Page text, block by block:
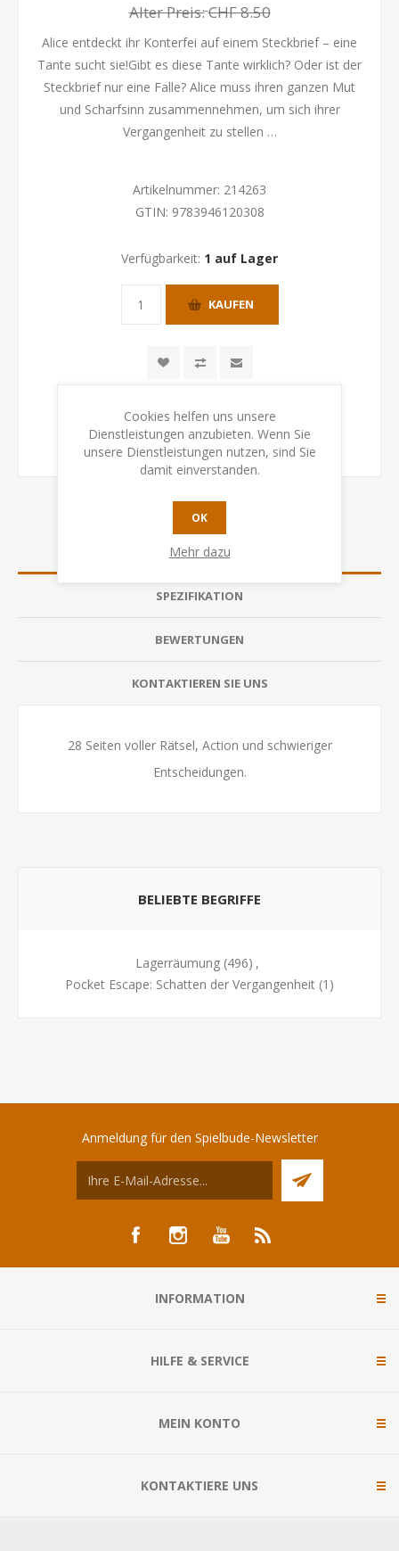
Alter Preis:CHF 8.50
Alice entdeckt ihr Konterfei auf einem Steckbrief – eine
Tante sucht sie!Gibt es diese Tante wirklich? Oder ist der
Steckbrief nur eine Falle? Alice muss ihren ganzen Mut
und Scharfsinn zusammennehmen, um sich ihrer
Vergangenheit zu stellen …
Artikelnummer: 214263
GTIN: 9783946120308
Verfügbarkeit: 1 auf Lager
KAUFEN
ÜBERSICHT
SPEZIFIKATION
BEWERTUNGEN
KONTAKTIEREN SIE UNS
28 Seiten voller Rätsel, Action und schwieriger
Entscheidungen.
BELIEBTE BEGRIFFE
Lagerräumung (496) ,
Pocket Escape: Schatten der Vergangenheit (1)
Anmeldung für den Spielbude-Newsletter
INFORMATION
HILFE & SERVICE
MEIN KONTO
KONTAKTIERE UNS
Cookies helfen uns unsere
Dienstleistungen anzubieten. Wenn Sie
unsere Dienstleistungen nutzen, sind Sie
damit einverstanden.
OK
Mehr dazu